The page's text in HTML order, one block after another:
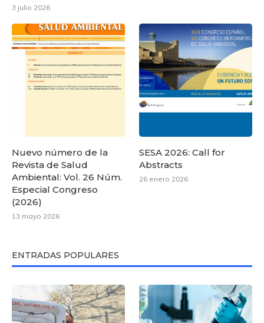
3 julio 2026
Nuevo número de la
Revista de Salud
Ambiental: Vol. 26 Núm.
Especial Congreso
(2026)
13 mayo 2026
SESA 2026: Call for
Abstracts
26 enero 2026
ENTRADAS POPULARES